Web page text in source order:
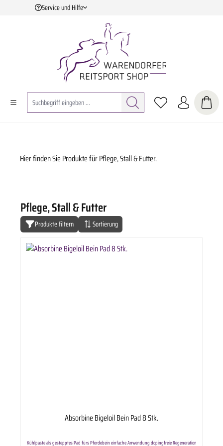
Zum Hauptinhalt springen
Service und Hilfe
Hier finden Sie Produkte für Pflege, Stall & Futter.
Pflege, Stall & Futter
Produkte filtern Sortierung
Absorbine Bigeloil Bein Pad 8 Stk.
Kühlpaste als gestepptes Pad fürs Pferdebein einfache Anwendung dopingfreie Regeneration